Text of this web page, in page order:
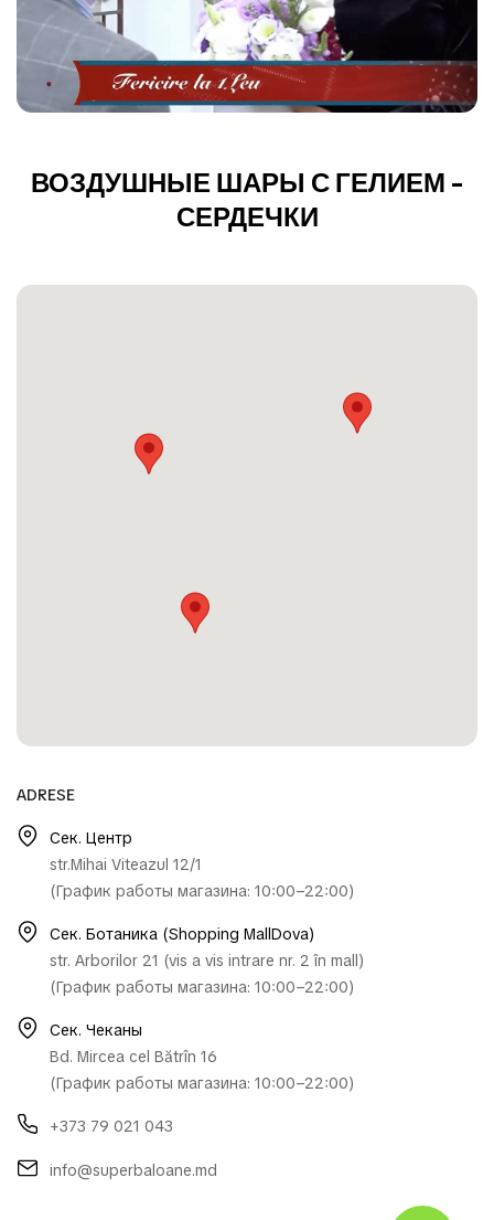
ВОЗДУШНЫЕ ШАРЫ С ГЕЛИЕМ -
СЕРДЕЧКИ
ADRESE
Сек. Центр
str.Mihai Viteazul 12/1
(График работы магазина: 10:00–22:00)
Сек. Ботаника (Shopping MallDova)
str. Arborilor 21 (vis a vis intrare nr. 2 în mall)
(График работы магазина: 10:00–22:00)
Сек. Чеканы
Bd. Mircea cel Bătrîn 16
(График работы магазина: 10:00–22:00)
+373 79 021 043
info@superbaloane.md